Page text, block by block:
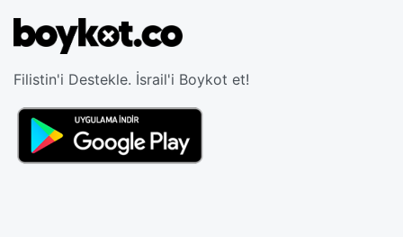
Filistin'i Destekle. İsrail'i Boykot et!